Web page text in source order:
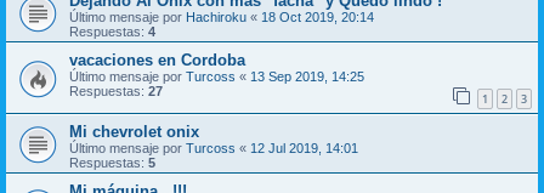
Último mensaje por Hachiroku « 18 Oct 2019, 20:14
Respuestas: 4
vacaciones en Cordoba
Último mensaje por Turcoss « 13 Sep 2019, 14:25
Respuestas: 27 1 2 3
Mi chevrolet onix
Último mensaje por Turcoss « 12 Jul 2019, 14:01
Respuestas: 5